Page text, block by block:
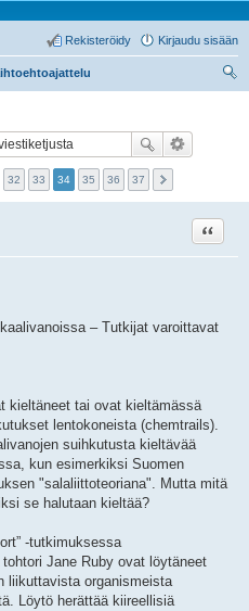
Kirjaudu sisään
Rekisteröidy
32 33 34 35 36 37
Lainaa
– Tutkijat varoittavat
kieltäneet tai ovat kieltämässä
lentokoneista (chemtrails).
suihkutusta kieltävää
kun esimerkiksi Suomen
"salaliittoteoriana". Mutta mitä
se halutaan kieltää?
-tutkimuksessa
Jane Ruby ovat löytäneet
liikuttavista organismeista
Löytö herättää kiireellisiä